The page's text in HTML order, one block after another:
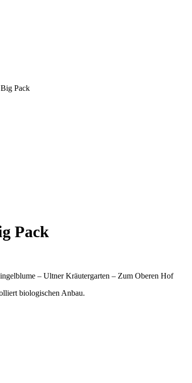
Pack
Pack
– Ultner Kräutergarten – Zum Oberen Hof
biologischen Anbau.